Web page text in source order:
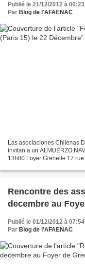
Publié le 21/12/2012 à 00:23
Par Blog de l'AFAENAC
Las asociaciones Chilenas
invitan a un ALMUERZO
13h00 Foyer Grenelle 17
Rencontre des
decembre au
Publié le 01/12/2012 à 07:54
Par Blog de l'AFAENAC